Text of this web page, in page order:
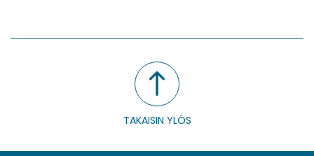
TAKAISIN YLÖS